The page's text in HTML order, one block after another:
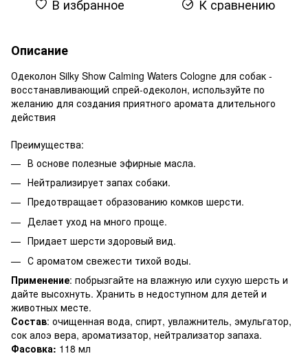
В избранное К сравнению
Описание
Одеколон Silky Show Calming Waters Cologne для собак -
восстанавливающий спрей-одеколон, используйте по
желанию для создания приятного аромата длительного
действия
Преимущества:
В основе полезные эфирные масла.
Нейтрализирует запах собаки.
Предотвращает образованию комков шерсти.
Делает уход на много проще.
Придает шерсти здоровый вид.
С ароматом свежести тихой воды.
Применение: побрызгайте на влажную или сухую шерсть и
дайте высохнуть. Хранить в недоступном для детей и
животных месте.
Состав: очищенная вода, спирт, увлажнитель, эмульгатор,
сок алоэ вера, ароматизатор, нейтрализатор запаха.
Фасовка: 118 мл